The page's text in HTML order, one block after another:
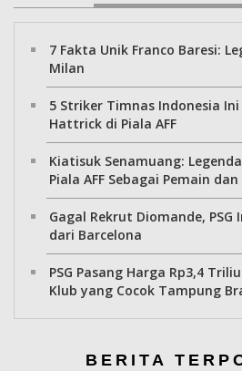
7 Fakta Unik Franco Baresi:
Milan
5 Striker Timnas Indonesia Ini
Hattrick di Piala AFF
Kiatisuk Senamuang:
Piala AFF Sebagai Pemain
Gagal Rekrut Diomande, PSG
dari Barcelona
PSG Pasang Harga Rp3,4
Klub yang Cocok Tampung
BERITA